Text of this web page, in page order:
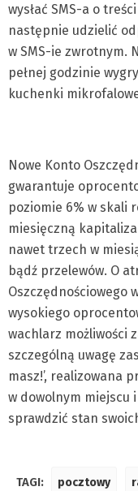
wysłać SMS-a o
następnie udzielić
w SMS-ie zwrotnym.
pełnej godzinie
kuchenki
Nowe Konto
gwarantuje
poziomie 6% w skali
miesięczną
nawet trzech w
bądź przelewów. O
Oszczędnościowego
wysokiego
wachlarz możliwości
szczególną uwagę
masz!’, realizowana
w dowolnym miejscu
sprawdzić stan
TAGI: pocztowy